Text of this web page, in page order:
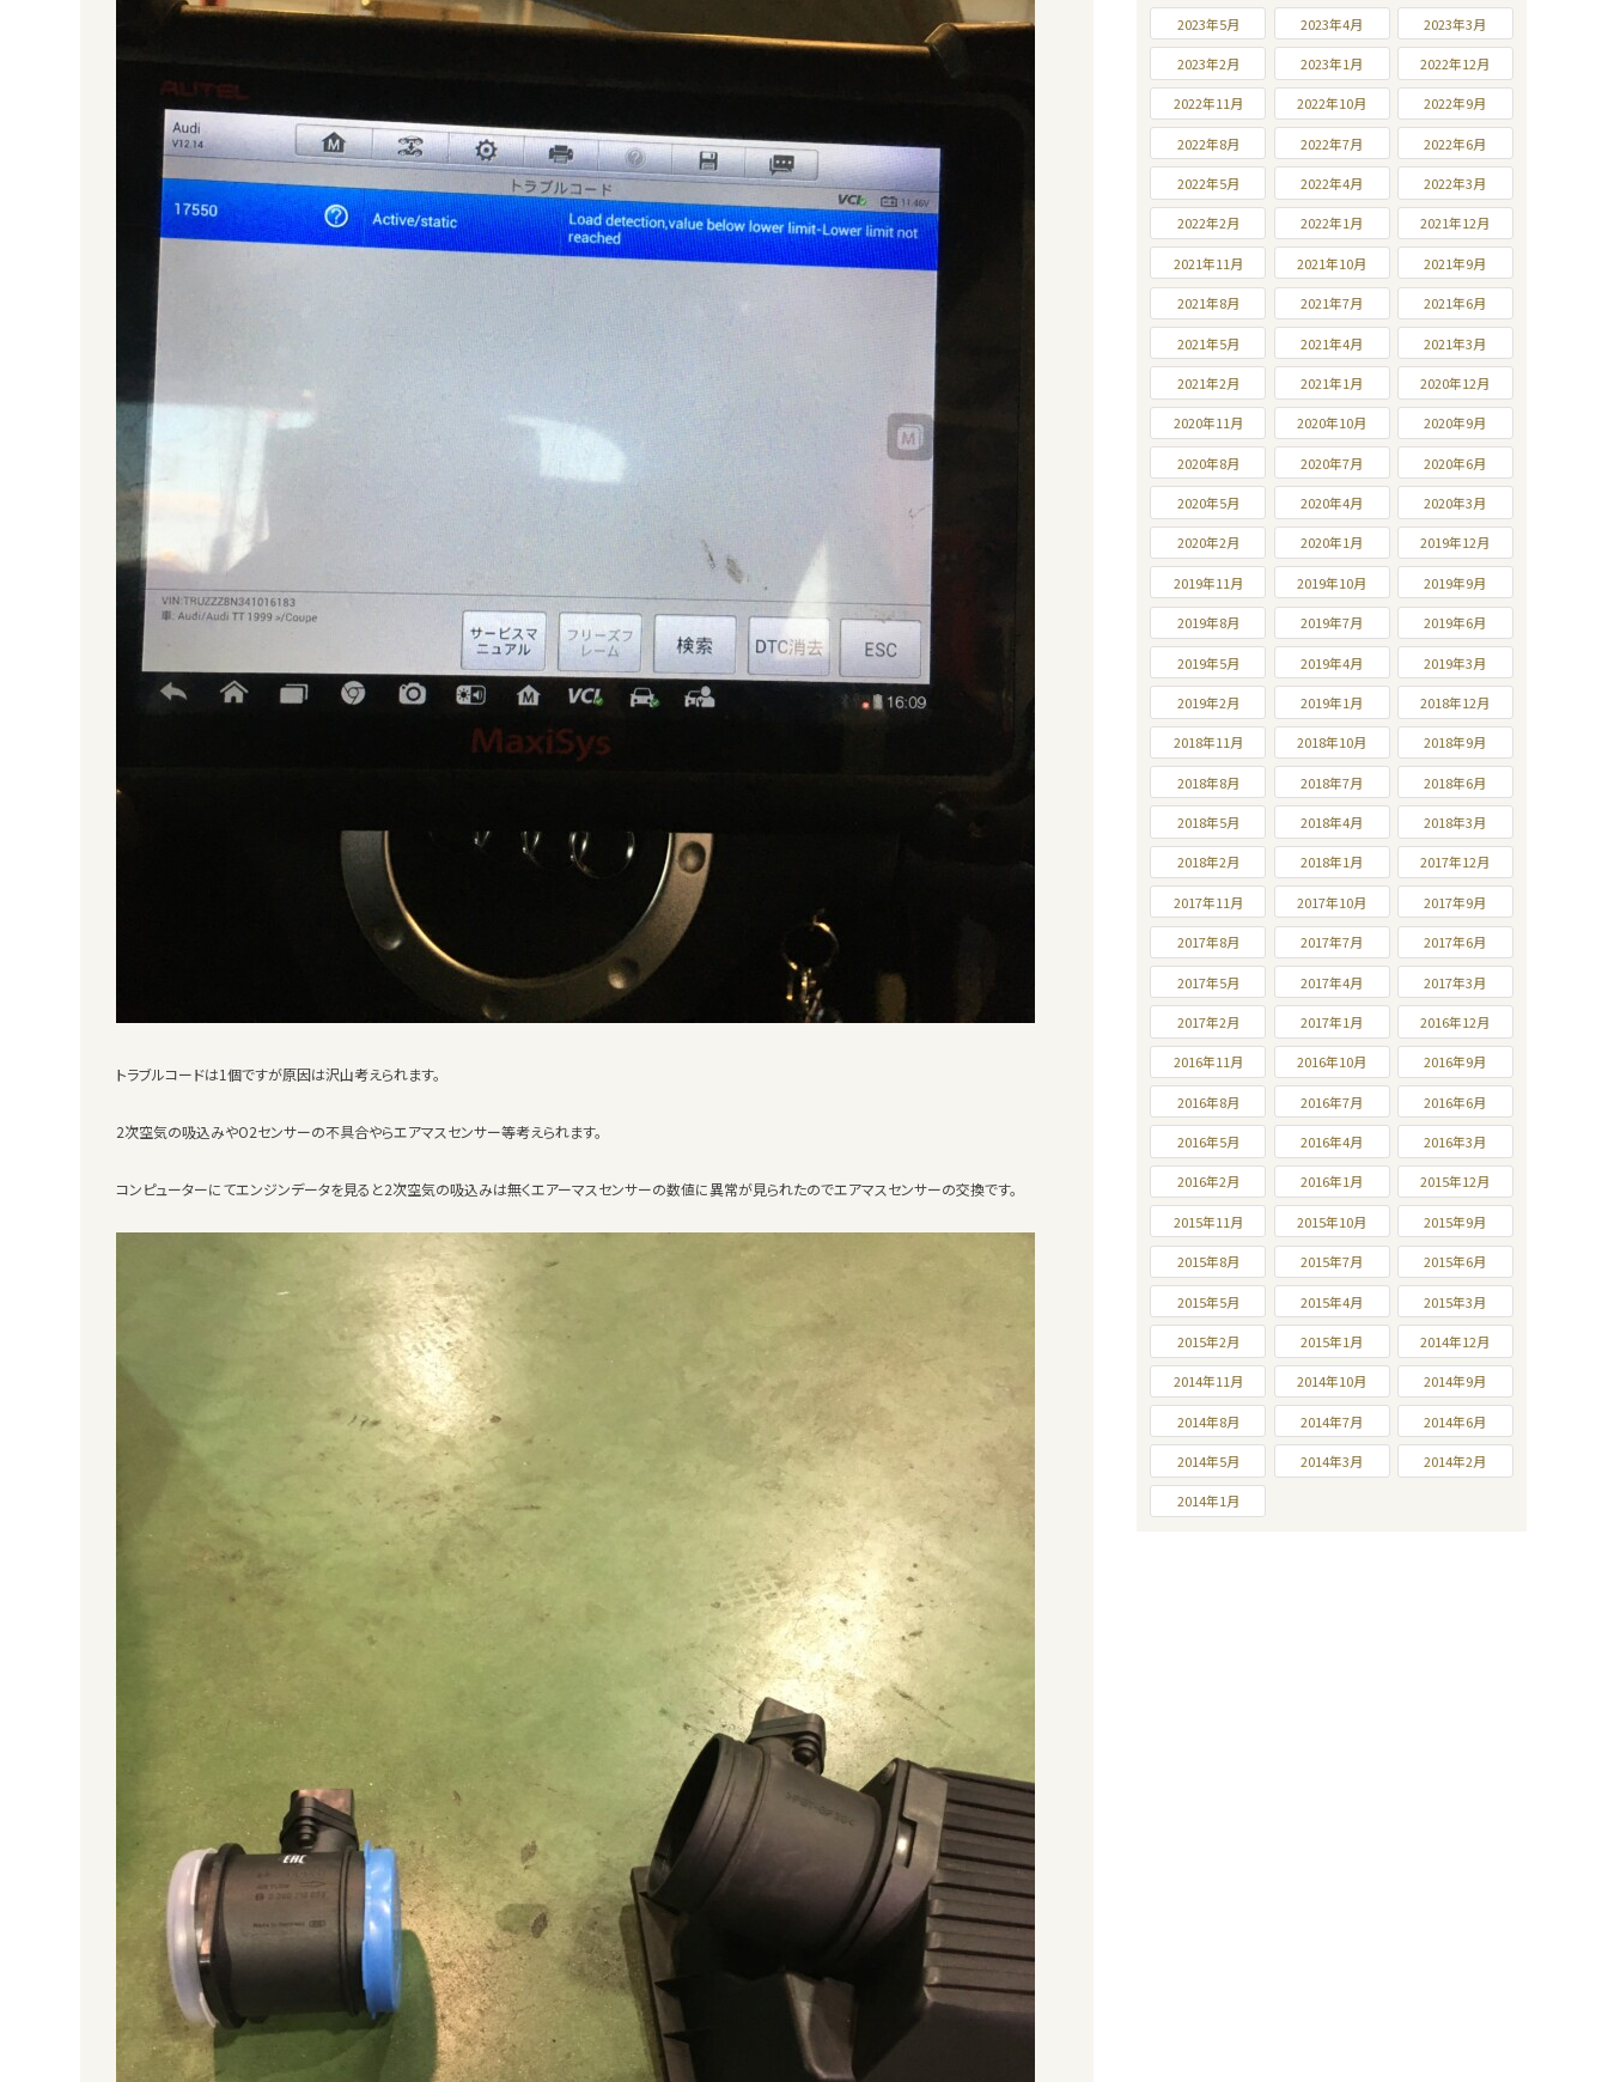
トラブルコードは1個ですが原因は沢山考えられます。
2次空気の吸込みやO2センサーの不具合やらエアマスセンサー等考えられます。
コンピューターにてエンジンデータを見ると2次空気の吸込みは無くエアーマスセンサーの数値に異常が見られたのでエアマスセンサーの交換です。
2023年5月 2023年4月 2023年3月
2023年2月 2023年1月 2022年12月
2022年11月 2022年10月 2022年9月
2022年8月 2022年7月 2022年6月
2022年5月 2022年4月 2022年3月
2022年2月 2022年1月 2021年12月
2021年11月 2021年10月 2021年9月
2021年8月 2021年7月 2021年6月
2021年5月 2021年4月 2021年3月
2021年2月 2021年1月 2020年12月
2020年11月 2020年10月 2020年9月
2020年8月 2020年7月 2020年6月
2020年5月 2020年4月 2020年3月
2020年2月 2020年1月 2019年12月
2019年11月 2019年10月 2019年9月
2019年8月 2019年7月 2019年6月
2019年5月 2019年4月 2019年3月
2019年2月 2019年1月 2018年12月
2018年11月 2018年10月 2018年9月
2018年8月 2018年7月 2018年6月
2018年5月 2018年4月 2018年3月
2018年2月 2018年1月 2017年12月
2017年11月 2017年10月 2017年9月
2017年8月 2017年7月 2017年6月
2017年5月 2017年4月 2017年3月
2017年2月 2017年1月 2016年12月
2016年11月 2016年10月 2016年9月
2016年8月 2016年7月 2016年6月
2016年5月 2016年4月 2016年3月
2016年2月 2016年1月 2015年12月
2015年11月 2015年10月 2015年9月
2015年8月 2015年7月 2015年6月
2015年5月 2015年4月 2015年3月
2015年2月 2015年1月 2014年12月
2014年11月 2014年10月 2014年9月
2014年8月 2014年7月 2014年6月
2014年5月 2014年3月 2014年2月
2014年1月